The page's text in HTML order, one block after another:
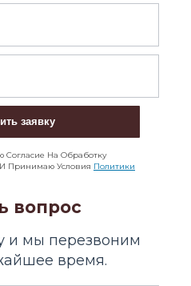
заявку
На Обработку
Принимаю Условия Политики
вопрос
и мы перезвоним
время.